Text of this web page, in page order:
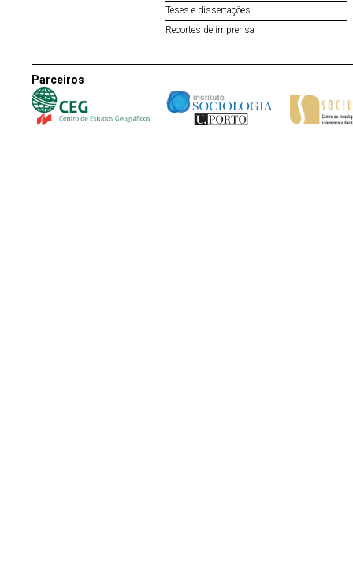
Teses e dissertações
Recortes de imprensa
Parceiros